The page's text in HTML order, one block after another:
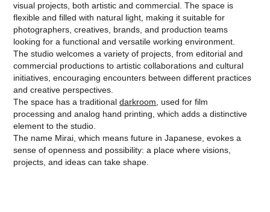
visual projects, both artistic and commercial. The space is
flexible and filled with natural light, making it suitable for
photographers, creatives, brands, and production teams
looking for a functional and versatile working environment.
The studio welcomes a variety of projects, from editorial and
commercial productions to artistic collaborations and cultural
initiatives, encouraging encounters between different practices
and creative perspectives.
The space has a traditionaldarkroom , used for film
processing and analog hand printing, which adds a distinctive
element to the studio.
The name Mirai, which means future in Japanese, evokes a
sense of openness and possibility: a place where visions,
projects, and ideas can take shape.